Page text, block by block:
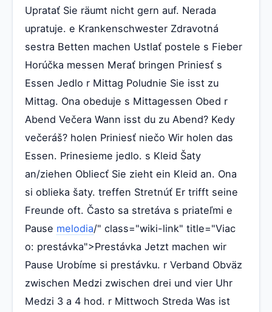
Upratať Sie räumt nicht gern auf. Nerada
upratuje. e Krankenschwester Zdravotná
sestra Betten machen Ustlať postele s Fieber
Horúčka messen Merať bringen Priniesť s
Essen Jedlo r Mittag Poludnie Sie isst zu
Mittag. Ona obeduje s Mittagessen Obed r
Abend Večera Wann isst du zu Abend? Kedy
večeráš? holen Priniesť niečo Wir holen das
Essen. Prinesieme jedlo. s Kleid Šaty
an/ziehen Obliecť Sie zieht ein Kleid an. Ona
si oblieka šaty. treffen Stretnúť Er trifft seine
Freunde oft. Často sa stretáva s priateľmi e
Pause melodia/" class="wiki-link" title="Viac
o: prestávka">Prestávka Jetzt machen wir
Pause Urobíme si prestávku. r Verband Obväz
zwischen Medzi zwischen drei und vier Uhr
Medzi 3 a 4 hod. r Mittwoch Streda Was ist